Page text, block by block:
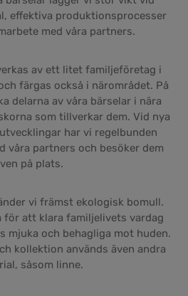
effektiva produktionsprocesser
med våra partners.
av ett litet familjeföretag i
färgas också i närområdet. På
delarna av våra bärselar i nära
som tillverkar dem. Vid nya
har vi regelbunden
våra partners och besöker dem
på plats.
vi främst ekologisk bomull.
för att klara familjelivets vardag
mjuka och behagliga mot huden.
kollektion används även andra
såsom linne.